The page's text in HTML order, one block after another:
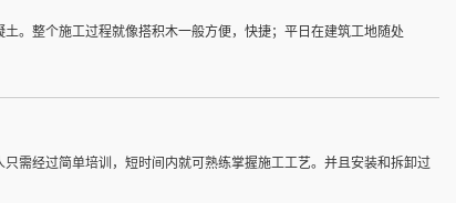
。整个施工过程就像搭积木一般方便，快捷；平日在建筑工地随处
需经过简单培训，短时间内就可熟练掌握施工工艺。并且安装和拆卸过